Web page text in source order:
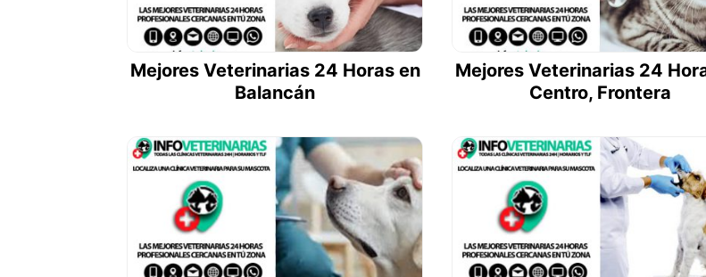
Mejores Veterinarias 24 Horas en
Balancán
Mejores Veterinarias 24
Centro, Frontera